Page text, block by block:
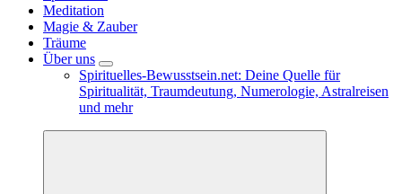
Meditation
Magie & Zauber
Träume
Über uns
Spirituelles-Bewusstsein.net: Deine Quelle für
Spiritualität, Traumdeutung, Numerologie, Astralreisen
und mehr